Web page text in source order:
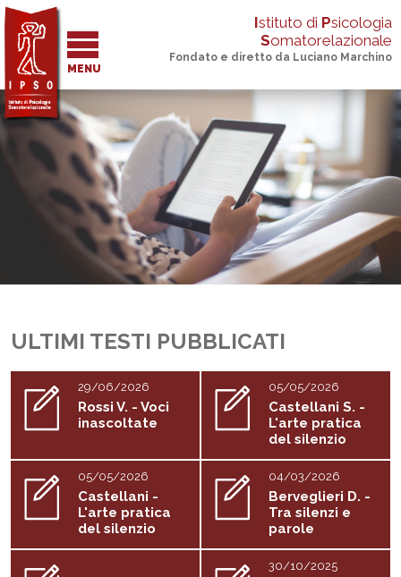
MENU
Istituto di Psicologia
Somatorelazionale
Fondato e diretto da Luciano Marchino
ULTIMI TESTI PUBBLICATI
29/06/2026
Rossi V. - Voci
inascoltate
05/05/2026
Castellani S. -
L'arte pratica
del silenzio
05/05/2026
Castellani -
L'arte pratica
del silenzio
04/03/2026
Berveglieri D. -
Tra silenzi e
parole
30/10/2025